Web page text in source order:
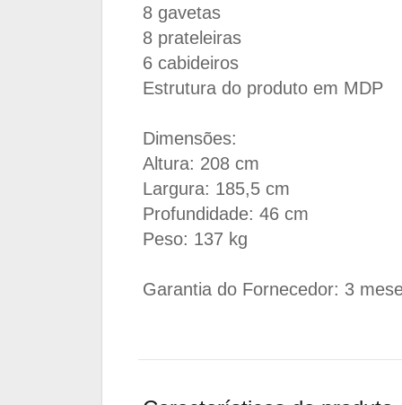
8 gavetas
8 prateleiras
6 cabideiros
Estrutura do produto em MDP
Dimensões:
Altura: 208 cm
Largura: 185,5 cm
Profundidade: 46 cm
Peso: 137 kg
Garantia do Fornecedor: 3